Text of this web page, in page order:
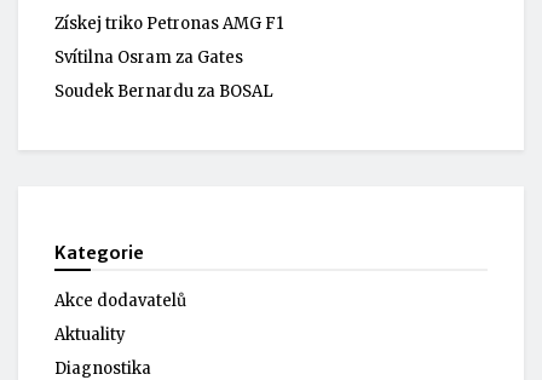
Získej triko Petronas AMG F1
Svítilna Osram za Gates
Soudek Bernardu za BOSAL
Kategorie
Akce dodavatelů
Aktuality
Diagnostika